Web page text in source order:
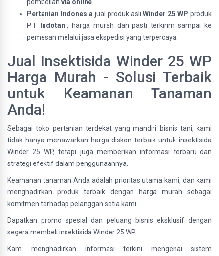
pembelian via online
Pertanian Indonesia jual produk asliWinder 25 WP produk
PT Indotani, harga murah dan pasti terkirim sampai ke
pemesan melalui jasa ekspedisi yang terpercaya.
Jual Insektisida Winder 25 WP
Harga Murah - Solusi Terbaik
untuk Keamanan Tanaman
Anda!
Sebagai toko pertanian terdekat yang mandiri bisnis tani, kami
tidak hanya menawarkan harga diskon terbaik untuk insektisida
Winder 25 WP, tetapi juga memberikan informasi terbaru dan
strategi efektif dalam penggunaannya.
Keamanan tanaman Anda adalah prioritas utama kami, dan kami
menghadirkan produk terbaik dengan harga murah sebagai
komitmen terhadap pelanggan setia kami.
Dapatkan promo spesial dan peluang bisnis eksklusif dengan
segera membeli insektisida Winder 25 WP.
Kami menghadirkan informasi terkini mengenai sistem